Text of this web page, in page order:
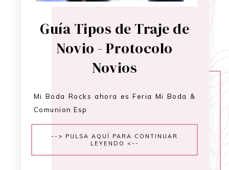
Guía Tipos de Traje de
Novio - Protocolo
Novios
Mi Boda Rocks ahora es Feria Mi Boda &
Comunion Esp
--> PULSA AQUÍ PARA CONTINUAR
LEYENDO <--